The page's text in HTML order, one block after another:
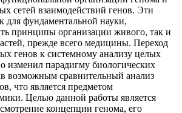
сетей взаимодействий генов. Эти
для фундаментальной науки,
принципы организации живого, так и
прежде всего медицины. Переход
генов к системному анализу целых
изменил парадигму биологических
возможным сравнительный анализ
что является предметом
Целью данной работы является
концепции генома, его